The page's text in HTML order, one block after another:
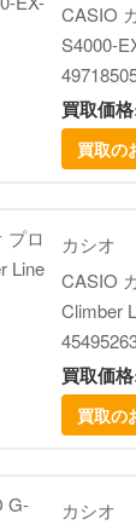
CASIO
S4000-
買取価
買取の
カシオ
CASIO
Climber
買取価
買取の
カシオ